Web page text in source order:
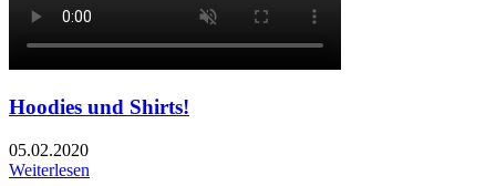
Hoodies und Shirts!
05.02.2020
Weiterlesen